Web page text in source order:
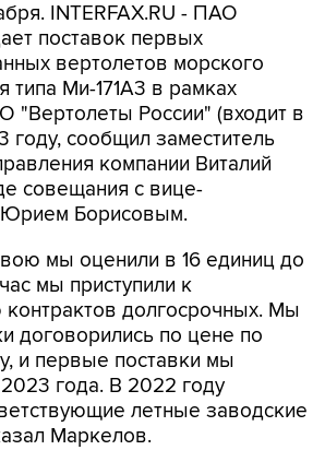
INTERFAX.RU - ПАО
поставок первых
вертолетов морского
типа Ми-171А3 в рамках
"Вертолеты России" (входит в
году, сообщил заместитель
компании Виталий
совещания с вице-
Борисовым.
мы оценили в 16 единиц до
мы приступили к
долгосрочных. Мы
договорились по цене по
и первые поставки мы
года. В 2022 году
летные заводские
Маркелов.